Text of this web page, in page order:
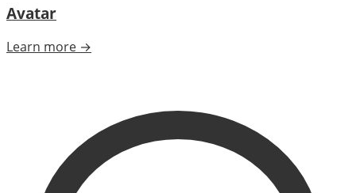
Avatar
Learn more →